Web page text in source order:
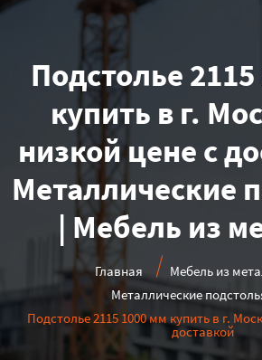
Подстолье
купить в г.
низкой цене с
Металлические
| Мебель из
Главная
Мебель из
Металлические
Подстолье 2115 1000 мм купить в г.
доставкой